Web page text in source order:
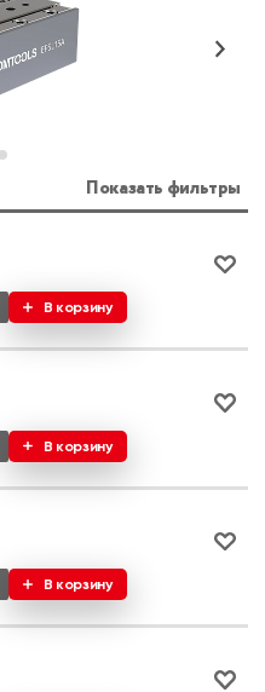
Показать фильтры
В корзину
В корзину
В корзину